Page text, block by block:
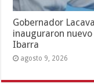
Gobernador
inauguraron
Ibarra
agosto 9, 2026